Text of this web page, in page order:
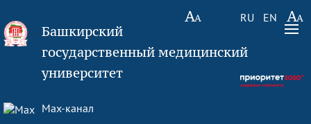
RU EN
Башкирский
государственный медицинский
университет
Max-канал